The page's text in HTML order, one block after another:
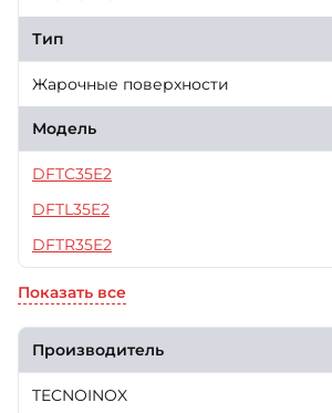
Тип
Жарочные поверхности
Модель
DFTC35E2
DFTL35E2
DFTR35E2
Показать все
Производитель
TECNOINOX